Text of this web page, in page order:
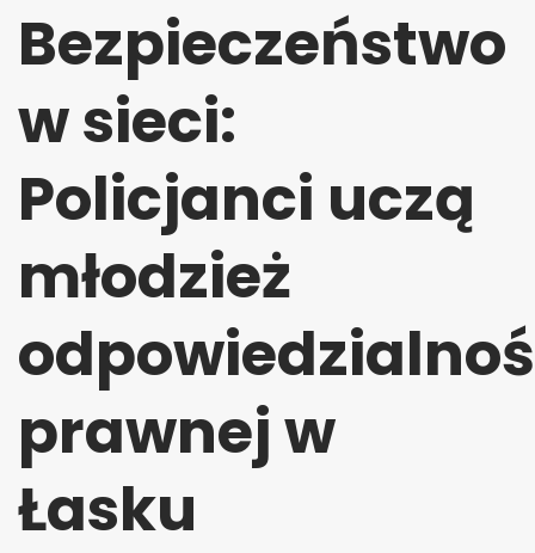
Bezpieczeństwo
w sieci:
Policjanci uczą
młodzież
prawnej w
Łasku